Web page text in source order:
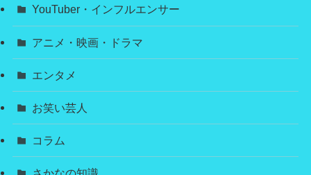
YouTuber・インフルエンサー
アニメ・映画・ドラマ
エンタメ
お笑い芸人
コラム